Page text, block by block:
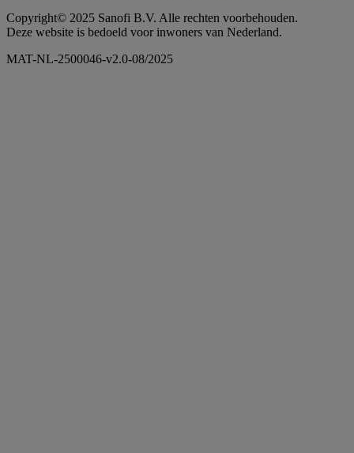
Copyright© 2025 Sanofi B.V. Alle rechten voorbehouden.
Deze website is bedoeld voor inwoners van Nederland.
MAT-NL-2500046-v2.0-08/2025